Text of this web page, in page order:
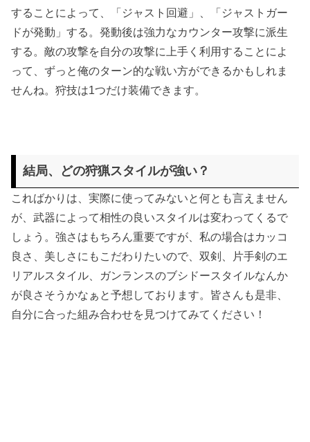
することによって、「ジャスト回避」、「ジャストガー
ドが発動」する。発動後は強力なカウンター攻撃に派生
する。敵の攻撃を自分の攻撃に上手く利用することによ
って、ずっと俺のターン的な戦い方ができるかもしれま
せんね。狩技は1つだけ装備できます。
結局、どの狩猟スタイルが強い？
こればかりは、実際に使ってみないと何とも言えません
が、武器によって相性の良いスタイルは変わってくるで
しょう。強さはもちろん重要ですが、私の場合はカッコ
良さ、美しさにもこだわりたいので、双剣、片手剣のエ
リアルスタイル、ガンランスのブシドースタイルなんか
が良さそうかなぁと予想しております。皆さんも是非、
自分に合った組み合わせを見つけてみてください！